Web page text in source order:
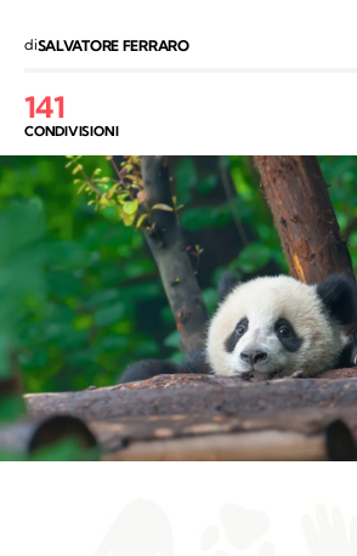
diSALVATORE FERRARO
141
CONDIVISIONI